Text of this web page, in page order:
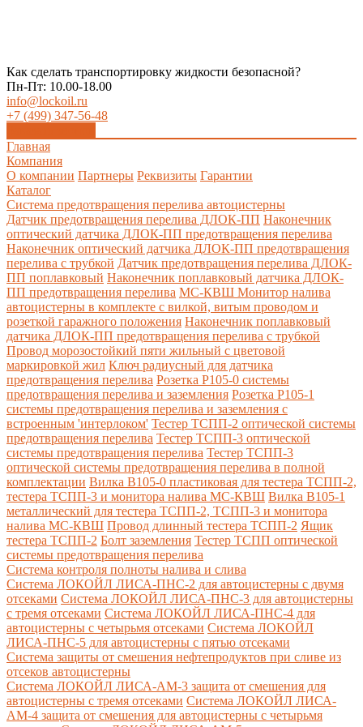
Как сделать транспортировку жидкости безопасной?
Пн-Пт: 10.00-18.00
info@lockoil.ru
+7 (499) 347-56-48
Главная
Компания
О компании Партнеры Реквизиты Гарантии
Каталог
Система предотвращения перелива автоцистерны
Датчик предотвращения перелива ДЛОК-ПП Наконечник
оптический датчика ДЛОК-ПП предотвращения перелива
Наконечник оптический датчика ДЛОК-ПП предотвращения
перелива с трубкой Датчик предотвращения перелива ДЛОК-
ПП поплавковый Наконечник поплавковый датчика ДЛОК-
ПП предотвращения перелива МС-КВШ Монитор налива
автоцистерны в комплекте с вилкой, витым проводом и
розеткой гаражного положения Наконечник поплавковый
датчика ДЛОК-ПП предотвращения перелива с трубкой
Провод морозостойкий пяти жильный с цветовой
маркировкой жил Ключ радиусный для датчика
предотвращения перелива Розетка Р105-0 системы
предотвращения перелива и заземления Розетка Р105-1
системы предотвращения перелива и заземления с
встроенным 'интерлоком' Тестер ТСПП-2 оптической системы
предотвращения перелива Тестер ТСПП-3 оптической
системы предотвращения перелива Тестер ТСПП-3
оптической системы предотвращения перелива в полной
комплектации Вилка В105-0 пластиковая для тестера ТСПП-2,
тестера ТСПП-3 и монитора налива МС-КВШ Вилка В105-1
металлический для тестера ТСПП-2, ТСПП-3 и монитора
налива МС-КВШ Провод длинный тестера ТСПП-2 Ящик
тестера ТСПП-2 Болт заземления Тестер ТСПП оптической
системы предотвращения перелива
Cистема контроля полноты налива и слива
Система ЛОКОЙЛ ЛИСА-ПНС-2 для автоцистерны с двумя
отсеками Система ЛОКОЙЛ ЛИСА-ПНС-3 для автоцистерны
с тремя отсеками Система ЛОКОЙЛ ЛИСА-ПНС-4 для
автоцистерны с четырьмя отсеками Система ЛОКОЙЛ
ЛИСА-ПНС-5 для автоцистерны с пятью отсеками
Система защиты от смешения нефтепродуктов при сливе из
отсеков автоцистерны
Система ЛОКОЙЛ ЛИСА-AM-3 защита от смешения для
автоцистерны с тремя отсеками Система ЛОКОЙЛ ЛИСА-
AM-4 защита от смешения для автоцистерны с четырьмя